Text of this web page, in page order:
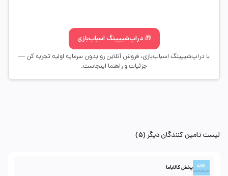
🎁 دراپ‌شیپینگ اسباب‌بازی
با دراپ‌شیپینگ اسباب‌بازی، فروش آنلاین رو بدون سرمایه اولیه تجربه کن —
جزئیات و راهنما اینجاست.
لیست تامین کنندگان دیگر (5)
پخش کالاباما